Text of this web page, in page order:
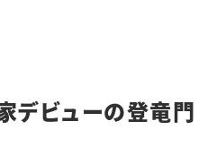
デビューの登竜門